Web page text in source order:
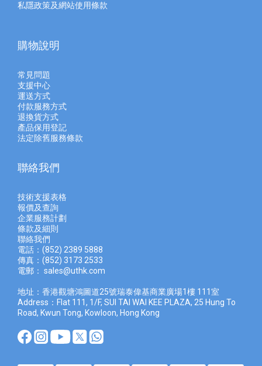
私隱政策及網站使用條款
購物說明
常見問題
支援中心
運送方式
付款服務方式
退換貨方式
產品保用登記
法定除舊服務條款
聯絡我們
技術支援表格
報價及查詢
企業服務計劃
條款及細則
聯絡我們
電話：(852) 2389 5888
傳真：(852) 3173 2533
電郵： sales@uthk.com
地址：香港觀塘鴻圖道25號瑞泰偉基商業廣場1樓 111室
Address：Flat 111, 1/F, SUI TAI WAI KEE PLAZA, 25 Hung To
Road, Kwun Tong, Kowloon, Hong Kong